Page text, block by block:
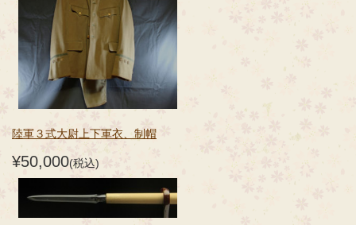
陸軍３式大尉上下軍衣、制帽
¥50,000(税込)